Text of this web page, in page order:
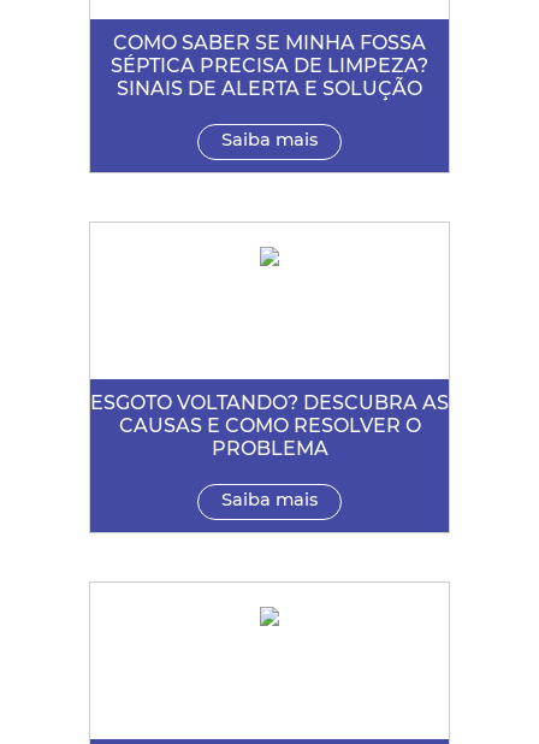
COMO SABER SE MINHA FOSSA
SÉPTICA PRECISA DE LIMPEZA?
SINAIS DE ALERTA E SOLUÇÃO
Saiba mais
ESGOTO VOLTANDO? DESCUBRA AS
CAUSAS E COMO RESOLVER O
PROBLEMA
Saiba mais